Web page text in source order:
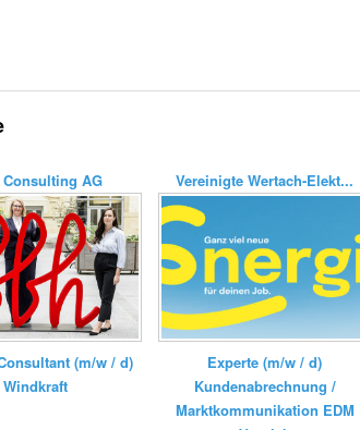
Consulting AG
(m/w / d)
Windkraft
Vereinigte Wertach-Elekt...
Experte (m/w / d)
Kundenabrechnung /
Marktkommunikation EDM